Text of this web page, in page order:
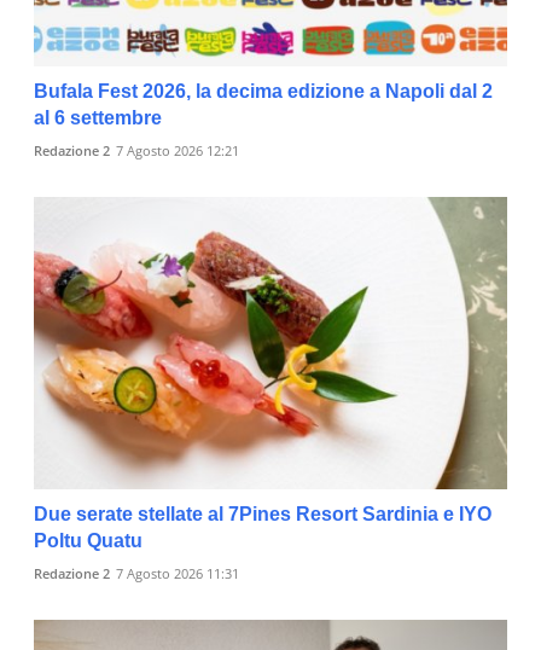
Bufala Fest 2026, la decima edizione a Napoli dal 2
al 6 settembre
Redazione 2 7 Agosto 2026 12:21
Due serate stellate al 7Pines Resort Sardinia e IYO
Poltu Quatu
Redazione 2 7 Agosto 2026 11:31